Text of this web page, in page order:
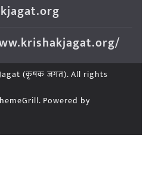
(कृषक जगत). All rights
Powered by